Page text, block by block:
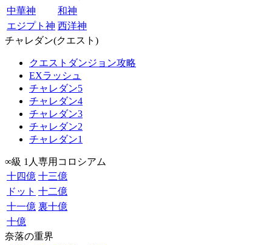
中華神
和神
エジプト神 西洋神
チャレダン(クエスト)
クエストダンジョン攻略
EXラッシュ
チャレダン5
チャレダン4
チャレダン3
チャレダン2
チャレダン1
∞級 1人専用コロシアム
十四億 十三億
ドット 十二億
十一億 裏十億
十億
奈落の重界